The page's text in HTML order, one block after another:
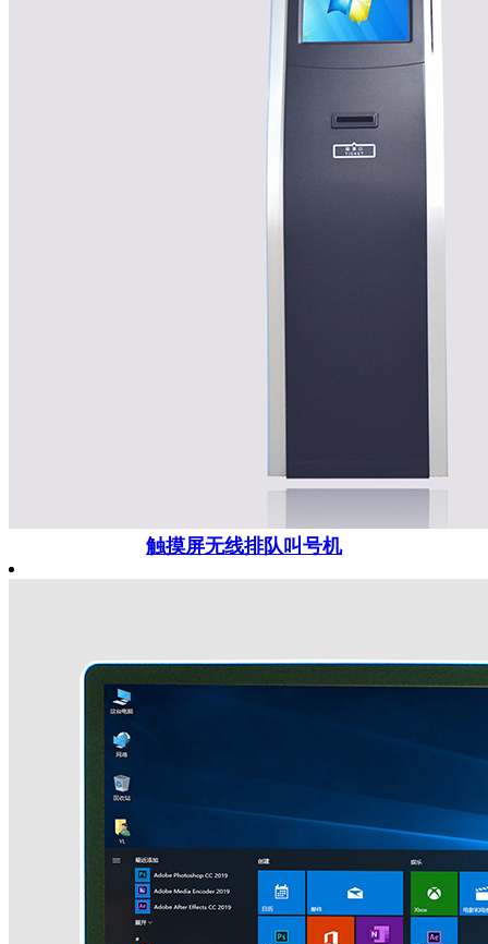
触摸屏无线排队叫号机